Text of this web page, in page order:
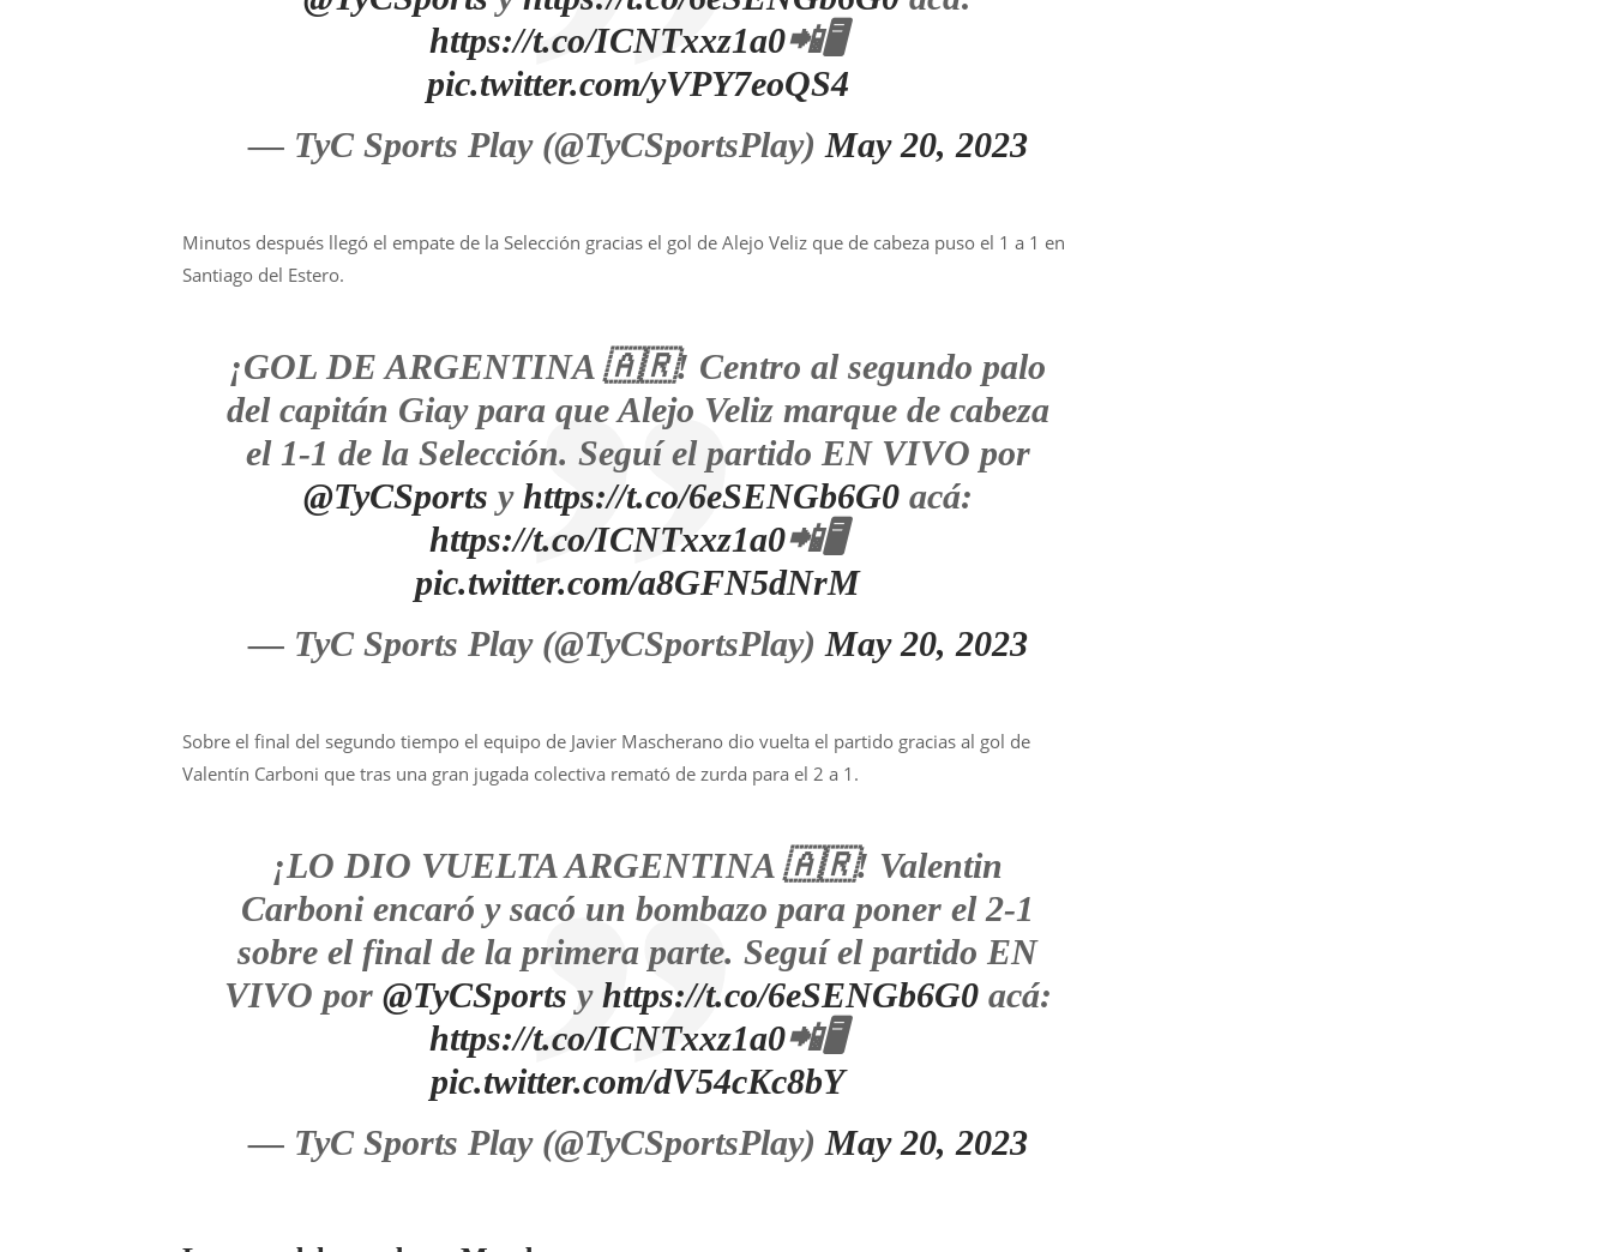
https://t.co/ICNTxxz1a0📲🖥️
pic.twitter.com/yVPY7eoQS4
— TyC Sports Play (@TyCSportsPlay) May 20, 2023
Minutos después llegó el empate de la Selección gracias el gol de Alejo Veliz que de cabeza puso el 1 a 1 en
Santiago del Estero.
¡GOL DE ARGENTINA 🇦🇷! Centro al segundo palo
del capitán Giay para que Alejo Veliz marque de cabeza
el 1-1 de la Selección. Seguí el partido EN VIVO por
@TyCSports y https://t.co/6eSENGb6G0acá:
https://t.co/ICNTxxz1a0📲🖥️
pic.twitter.com/a8GFN5dNrM
— TyC Sports Play (@TyCSportsPlay) May 20, 2023
Sobre el final del segundo tiempo el equipo de Javier Mascherano dio vuelta el partido gracias al gol de
Valentín Carboni que tras una gran jugada colectiva remató de zurda para el 2 a 1.
¡LO DIO VUELTA ARGENTINA 🇦🇷! Valentin
Carboni encaró y sacó un bombazo para poner el 2-1
sobre el final de la primera parte. Seguí el partido EN
VIVO por @TyCSports y https://t.co/6eSENGb6G0acá:
https://t.co/ICNTxxz1a0📲🖥️
pic.twitter.com/dV54cKc8bY
— TyC Sports Play (@TyCSportsPlay) May 20, 2023